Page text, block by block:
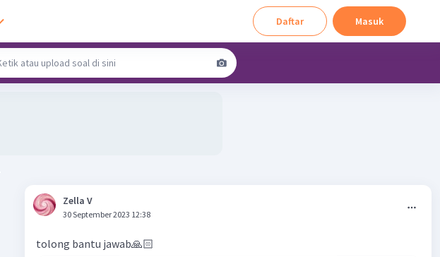
Daftar Masuk
Zella V
30 September 2023 12:38
tolong bantu jawab🙏🏻